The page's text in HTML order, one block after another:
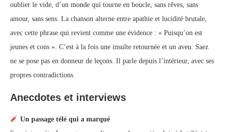
oublier le vide, d’un monde qui tourne en boucle, sans rêves, sans
amour, sans sens. La chanson alterne entre apathie et lucidité brutale,
avec cette phrase qui revient comme une évidence : « Puisqu’on est
jeunes et cons ». C’est à la fois une insulte retournée et un aveu. Saez
ne se pose pas en donneur de leçons. Il parle depuis l’intérieur, avec ses
propres contradictions.
Anecdotes et interviews
Un passage télé qui a marqué